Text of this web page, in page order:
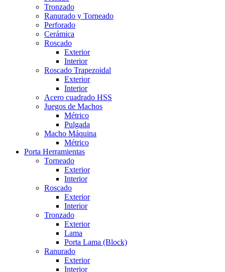
Tronzado
Ranurado y Torneado
Perforado
Cerámica
Roscado
Exterior
Interior
Roscado Trapezoidal
Exterior
Interior
Acero cuadrado HSS
Juegos de Machos
Métrico
Pulgada
Macho Máquina
Métrico
Porta Herramientas
Torneado
Exterior
Interior
Roscado
Exterior
Interior
Tronzado
Exterior
Lama
Porta Lama (Block)
Ranurado
Exterior
Interior